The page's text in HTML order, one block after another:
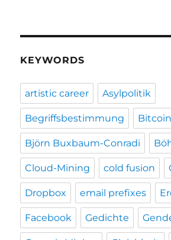
KEYWORDS
artistic career Asylpolitik
Begriffsbestimmung Bitcoin
Björn Buxbaum-Conradi
Cloud-Mining cold fusion
Dropbox email prefixes
Facebook Gedichte